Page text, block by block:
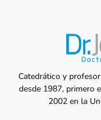
Catedrático y
desde 1987, primero
2002 en la